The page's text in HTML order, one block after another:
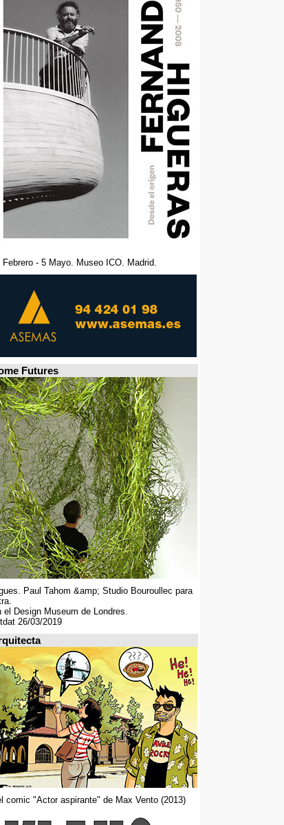
Febrero - 5 Mayo. Museo ICO. Madrid.
Futures
Paul Tahom &amp; Studio Bouroullec para
el Design Museum de Londres.
26/03/2019
comic "Actor aspirante" de Max Vento (2013)